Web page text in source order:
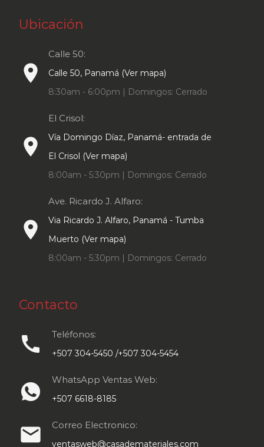
Ubicación
place
Calle 50:
Calle 50, Panamá (Ver mapa)
8:30am - 6:00pm | Domingos: Cerrado
place
El Crisol:
Vía Domingo Díaz, Panamá- entrada de
El Crisol (Ver mapa)
8:00am - 5:30pm | Domingos: Cerrado
place
Ave. Ricardo J. Alfaro:
Via Ricardo J. Alfaro, Panamá - Tumba
Muerto (Ver mapa)
8:00am - 5:30pm | Domingos: Cerrado
Contacto
call Teléfonos:
+507 304-5450 /+507 304-5454
WhatsApp Ventas Web:
+507 6618-8185
email Correo Electronico:
ventasweb@casademateriales.com